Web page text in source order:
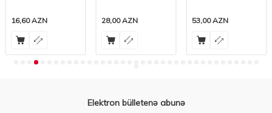
16,60AZN 28,00AZN 53,00AZN
Elektron bülletenə abunə